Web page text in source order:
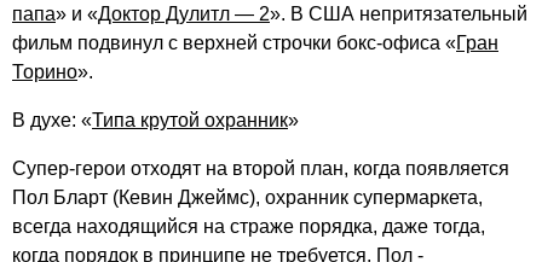
папа» и «Доктор Дулитл — 2». В США непритязательный
фильм подвинул с верхней строчки бокс-офиса «Гран
Торино».
В духе: «Типа крутой охранник»
Супер-герои отходят на второй план, когда появляется
Пол Бларт (Кевин Джеймс), охранник супермаркета,
всегда находящийся на страже порядка, даже тогда,
когда порядок в принципе не требуется. Пол -